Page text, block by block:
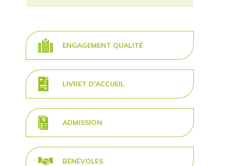
ENGAGEMENT QUALITÉ
LIVRET D'ACCUEIL
ADMISSION
BÉNÉVOLES